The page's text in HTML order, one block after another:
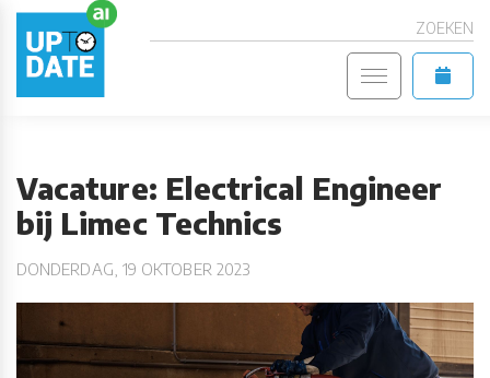
ZOEKEN
Vacature: Electrical Engineer
bij Limec Technics
DONDERDAG, 19 OKTOBER 2023